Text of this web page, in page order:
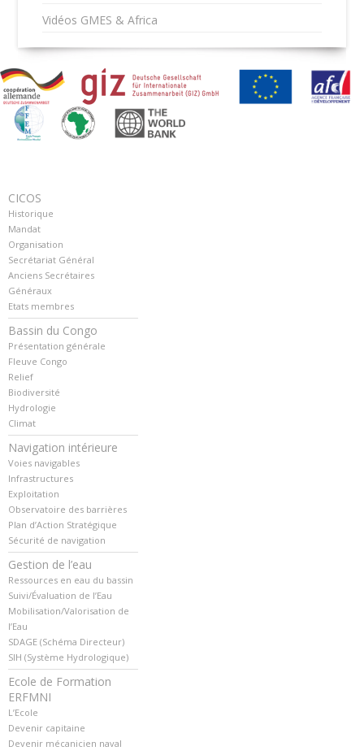
Vidéos GMES & Africa
CICOS
Historique
Mandat
Organisation
Secrétariat Général
Anciens Secrétaires
Généraux
Etats membres
Bassin du Congo
Présentation générale
Fleuve Congo
Relief
Biodiversité
Hydrologie
Climat
Navigation intérieure
Voies navigables
Infrastructures
Exploitation
Observatoire des barrières
Plan d’Action Stratégique
Sécurité de navigation
Gestion de l’eau
Ressources en eau du bassin
Suivi/Évaluation de l’Eau
Mobilisation/Valorisation de
l’Eau
SDAGE (Schéma Directeur)
SIH (Système Hydrologique)
Ecole de Formation
ERFMNI
L’Ecole
Devenir capitaine
Devenir mécanicien naval